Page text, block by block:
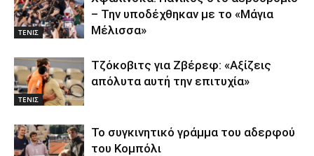
ΤΕΝΙΣ
– Την υποδέχθηκαν με το «Μάγια
Μέλισσα»
ΤΕΝΙΣ
Τζόκοβιτς για Ζβέρεφ: «Αξίζεις
απόλυτα αυτή την επιτυχία»
Το συγκινητικό γράμμα του αδερφού
του Κομπόλι